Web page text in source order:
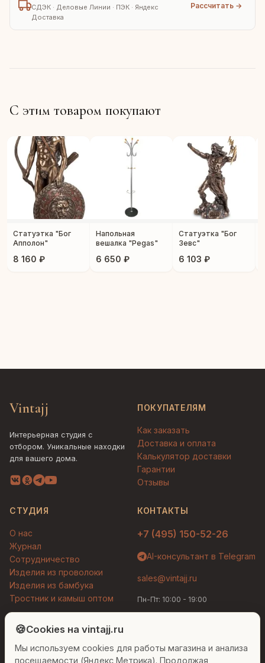
СДЭК · Деловые Линии · ПЭК · Яндекс
Доставка
Рассчитать →
С этим товаром покупают
Статуэтка "Бог
Апполон"
8 160 ₽
Напольная
вешалка "Pegas"
6 650 ₽
Статуэтка "Бог
Зевс"
6 103 ₽
Vintajj
Интерьерная студия с
отбором. Уникальные находки
для вашего дома.
ПОКУПАТЕЛЯМ
Как заказать
Доставка и оплата
Калькулятор доставки
Гарантии
Отзывы
СТУДИЯ
О нас
Журнал
Сотрудничество
Изделия из проволоки
Изделия из бамбука
Тростник и камыш оптом
КОНТАКТЫ
+7 (495) 150-52-26
AI-консультант в Telegram
sales@vintajj.ru
Пн-Пт: 10:00 - 19:00
© 2026 Vintajj. Все права защищены.
Договор оферты
Политика конфиденциальности
🍪Cookies на vintajj.ru
Мы используем cookies для работы магазина и анализа
посещаемости (Яндекс Метрика). Продолжая
Людмила
Привет! Я Людмила, ваш персональный
консультант по декору. Чем могу помочь?